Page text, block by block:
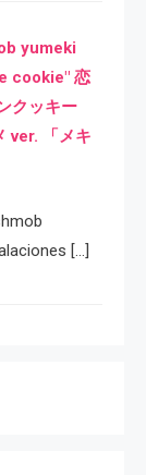
yumeki
cookie" 恋
クッキー
ver. 「メキ
[…]